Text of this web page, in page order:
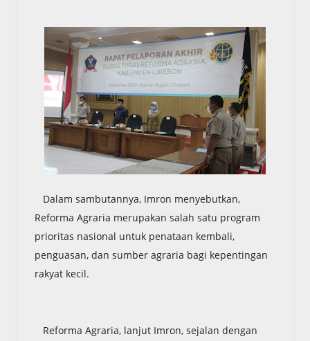
Dalam sambutannya, Imron menyebutkan,
Reforma Agraria merupakan salah satu program
prioritas nasional untuk penataan kembali,
penguasan, dan sumber agraria bagi kepentingan
rakyat kecil.
Reforma Agraria, lanjut Imron, sejalan dengan